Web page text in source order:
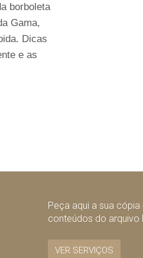
borboleta
Gama,
Dicas
e as
Peça aqui a sua cópia
conteúdos do arquivo
VER SERVIÇOS